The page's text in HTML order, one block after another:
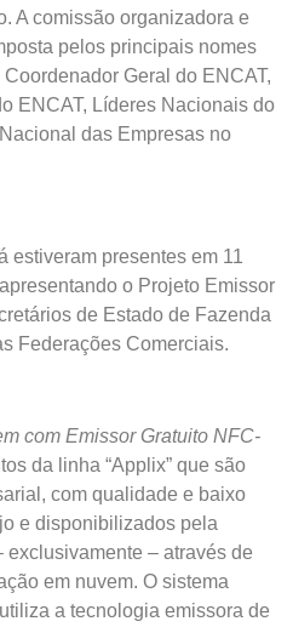
A comissão organizadora e
pelos principais nomes
Geral do ENCAT,
ENCAT, Líderes Nacionais do
das Empresas no
estiveram presentes em 11
o Projeto Emissor
de Estado de Fazenda
Federações Comerciais.
com Emissor Gratuito NFC-
da linha “Applix” que são
com qualidade e baixo
e disponibilizados pela
– através de
em nuvem. O sistema
a tecnologia emissora de